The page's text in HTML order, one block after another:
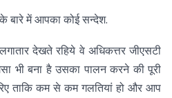
बारे में आपका कोई सन्देश.
देखते रहिये वे अधिकत्तर जीएसटी
भी बना है उसका पालन करने की पूरी
ताकि कम से कम गलतियां हो और आप